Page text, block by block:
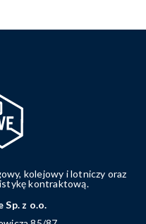
kolejowy i lotniczy oraz
kontraktową.
Sp. z o.o.